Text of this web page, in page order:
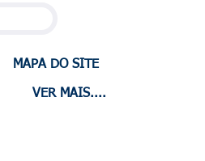
MAPA DO SITE
VER MAIS....